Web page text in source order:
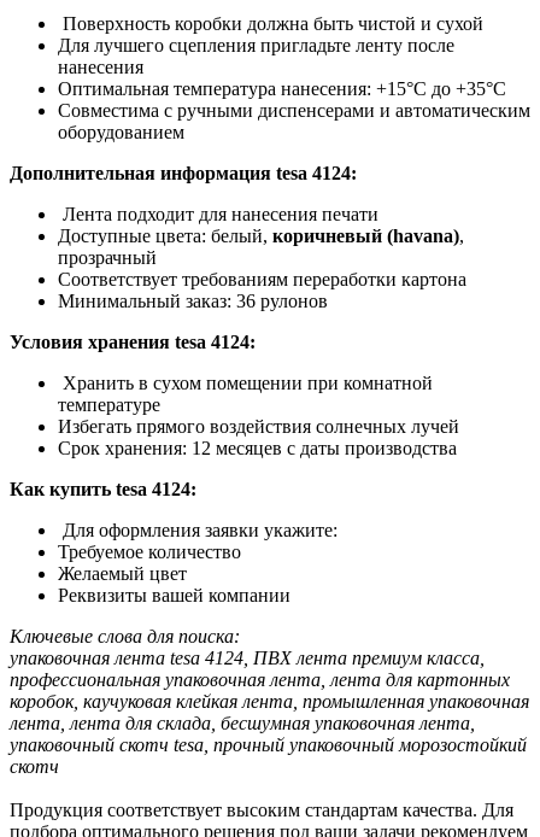
Поверхность коробки должна быть чистой и сухой
Для лучшего сцепления пригладьте ленту после
нанесения
Оптимальная температура нанесения: +15°C до +35°C
Совместима с ручными диспенсерами и автоматическим
оборудованием
Дополнительная информация tesa 4124:
Лента подходит для нанесения печати
Доступные цвета: белый, коричневый (havana),
прозрачный
Соответствует требованиям переработки картона
Минимальный заказ: 36 рулонов
Условия хранения tesa 4124:
Хранить в сухом помещении при комнатной
температуре
Избегать прямого воздействия солнечных лучей
Срок хранения: 12 месяцев с даты производства
Как купить tesa 4124:
Для оформления заявки укажите:
Требуемое количество
Желаемый цвет
Реквизиты вашей компании
Ключевые слова для поиска:
упаковочная лента tesa 4124, ПВХ лента премиум класса,
профессиональная упаковочная лента, лента для картонных
коробок, каучуковая клейкая лента, промышленная упаковочная
лента, лента для склада, бесшумная упаковочная лента,
упаковочный скотч tesa, прочный упаковочный морозостойкий
скотч
Продукция соответствует высоким стандартам качества. Для
подбора оптимального решения под ваши задачи рекомендуем